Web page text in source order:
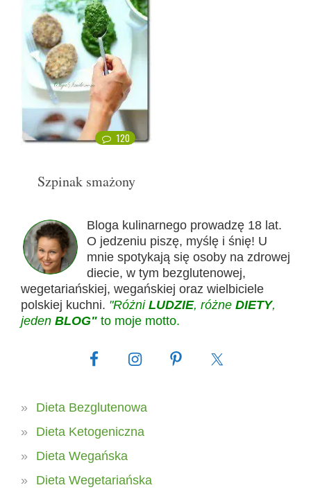
120
Szpinak smażony
Bloga kulinarnego prowadzę 18 lat.
O jedzeniu piszę, myślę i śnię! U
mnie spotykają się osoby na zdrowej
diecie, w tym bezglutenowej,
wegetariańskiej, wegańskiej oraz wielbiciele
polskiej kuchni. "Różni LUDZIE, różne DIETY,
jeden BLOG" to moje motto.
Dieta Bezglutenowa
Dieta Ketogeniczna
Dieta Wegańska
Dieta Wegetariańska